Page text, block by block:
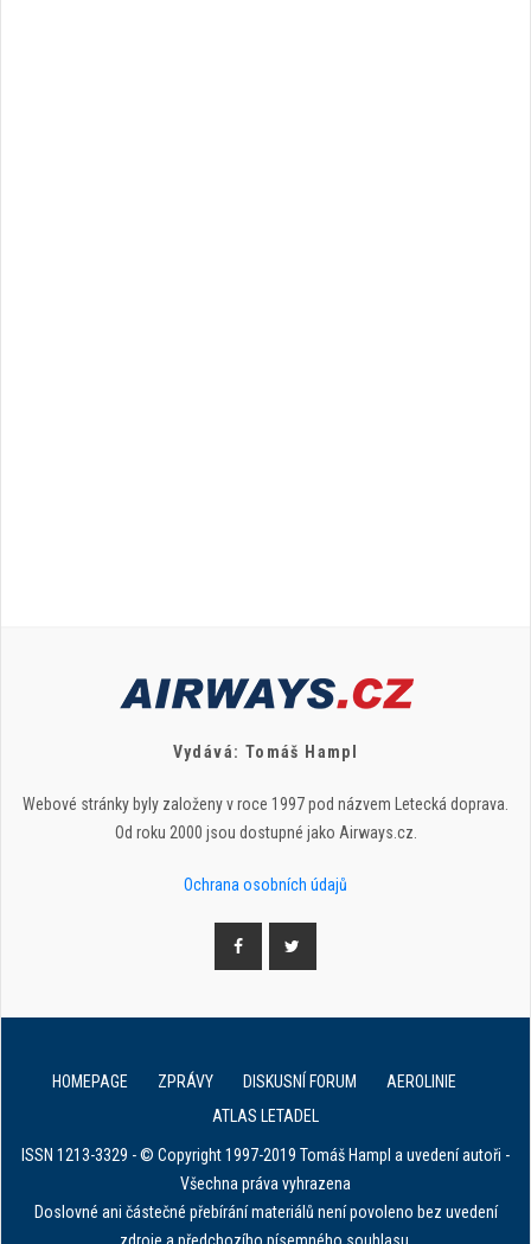
Vydává: Tomáš Hampl
Webové stránky byly založeny v roce 1997 pod názvem Letecká doprava.
Od roku 2000 jsou dostupné jako Airways.cz.
Ochrana osobních údajů
HOMEPAGE ZPRÁVY DISKUSNÍ FORUM
AEROLINIE
ATLAS LETADEL
ISSN 1213-3329 - © Copyright 1997-2019 Tomáš Hampl a uvedení autoři -
Všechna práva vyhrazena
Doslovné ani částečné přebírání materiálů není povoleno bez uvedení
zdroje a předchozího písemného souhlasu.